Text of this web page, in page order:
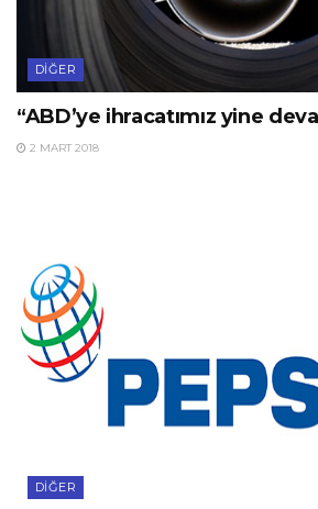
DIĞER
“ABD’ye ihracatımız yine
2 MART 2018
DIĞER